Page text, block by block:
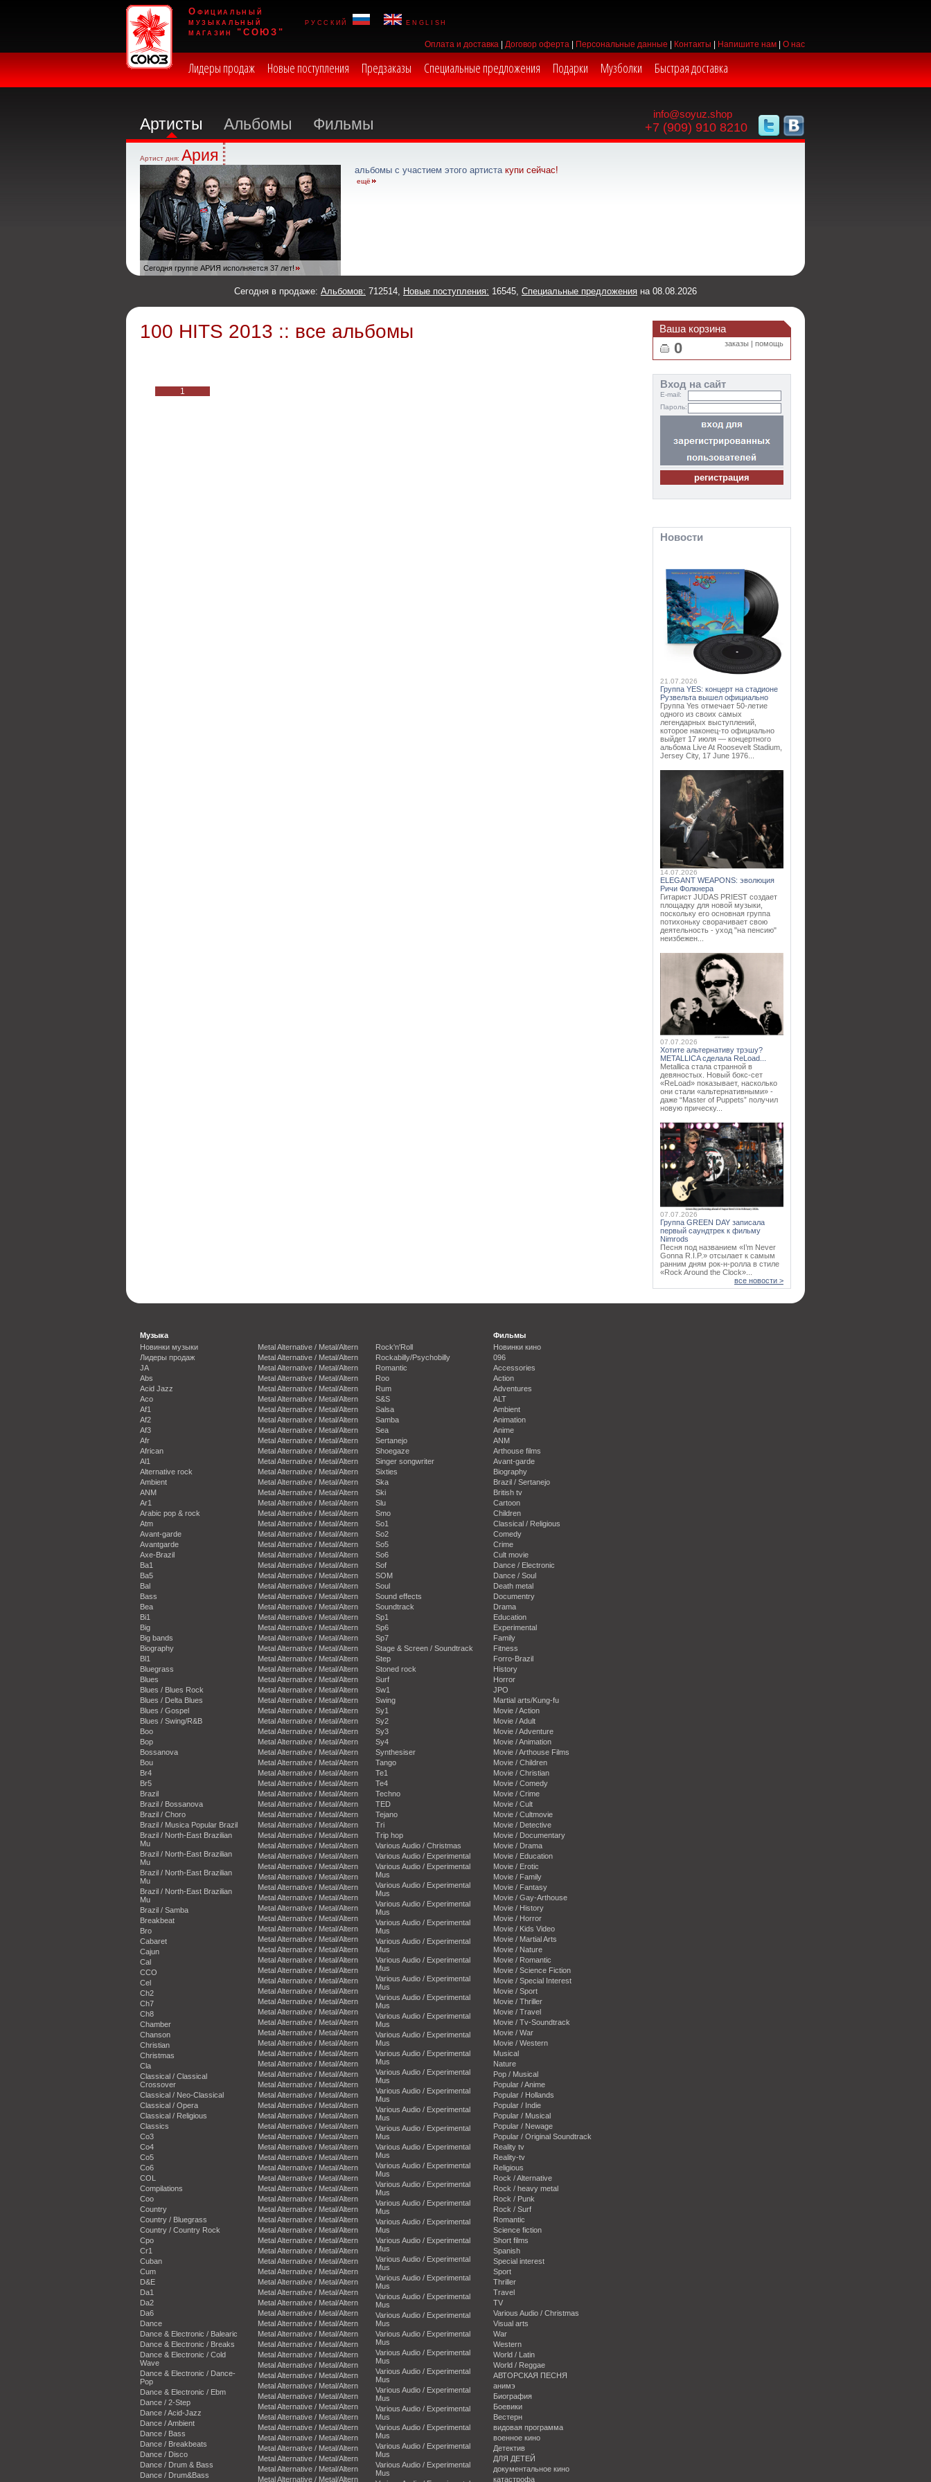
Официальный
музыкальный
магазин "СОЮЗ"
русский english
Оплата и доставка Договор оферта Персональные данные Контакты Напишите нам О нас
Лидеры продаж Новые поступления Предзаказы Специальные предложения Подарки Музболки Быстрая доставка
info@soyuz.shop
+7 (909) 910 8210
Артисты Альбомы Фильмы
Артист дня: Ария
Сегодня группе АРИЯ исполняется 37 лет!
альбомы с участием этого артиста купи сейчас!
ещё
Сегодня в продаже: Альбомов: 712514, Новые поступления: 16545, Специальные предложения на 08.08.2026
100 HITS 2013 :: все альбомы
1
Ваша корзина
0 заказы | помощь
Вход на сайт
E-mail:
Пароль:
Новости
21.07.2026
Группа YES: концерт на стадионе
Рузвельта вышел официально
Группа Yes отмечает 50-летие
одного из своих самых
легендарных выступлений,
которое наконец-то официально
выйдет 17 июля — концертного
альбома Live At Roosevelt Stadium,
Jersey City, 17 June 1976...
14.07.2026
ELEGANT WEAPONS: эволюция
Ричи Фолкнера
Гитарист JUDAS PRIEST создает
площадку для новой музыки,
поскольку его основная группа
потихоньку сворачивает свою
деятельность - уход "на пенсию"
неизбежен...
07.07.2026
Хотите альтернативу трэшу?
METALLICA сделала ReLoad...
Metallica стала странной в
девяностых. Новый бокс-сет
«ReLoad» показывает, насколько
они стали «альтернативными» -
даже “Master of Puppets” получил
новую прическу...
07.07.2026
Группа GREEN DAY записала
первый саундтрек к фильму
Nimrods
Песня под названием «I’m Never
Gonna R.I.P.» отсылает к самым
ранним дням рок-н-ролла в стиле
«Rock Around the Clock»...
все новости >
Музыка
Новинки музыки
Лидеры продаж
JA
Abs
Acid Jazz
Aco
Af1
Af2
Af3
Afr
African
Al1
Alternative rock
Ambient
ANM
Ar1
Arabic pop & rock
Atm
Avant-garde
Avantgarde
Axe-Brazil
Ba1
Ba5
Bal
Bass
Bea
Bi1
Big
Big bands
Biography
Bl1
Bluegrass
Blues
Blues / Blues Rock
Blues / Delta Blues
Blues / Gospel
Blues / Swing/R&B
Boo
Bop
Bossanova
Bou
Br4
Br5
Brazil
Brazil / Bossanova
Brazil / Choro
Brazil / Musica Popular Brazil
Brazil / North-East Brazilian
Mu
Brazil / North-East Brazilian
Mu
Brazil / North-East Brazilian
Mu
Brazil / North-East Brazilian
Mu
Brazil / Samba
Breakbeat
Bro
Cabaret
Cajun
Cal
CCO
Cel
Ch2
Ch7
Ch8
Chamber
Chanson
Christian
Christmas
Cla
Classical / Classical
Crossover
Classical / Neo-Classical
Classical / Opera
Classical / Religious
Classics
Co3
Co4
Co5
Co6
COL
Compilations
Coo
Country
Country / Bluegrass
Country / Country Rock
Cpo
Cr1
Cuban
Cum
D&E
Da1
Da2
Da6
Dance
Dance & Electronic / Balearic
Dance & Electronic / Breaks
Dance & Electronic / Cold
Wave
Dance & Electronic / Dance-
Pop
Dance & Electronic / Ebm
Dance / 2-Step
Dance / Acid-Jazz
Dance / Ambient
Dance / Bass
Dance / Breakbeats
Dance / Disco
Dance / Drum & Bass
Dance / Drum&Bass
Metal Alternative / Metal/Altern
Metal Alternative / Metal/Altern
Metal Alternative / Metal/Altern
Metal Alternative / Metal/Altern
Metal Alternative / Metal/Altern
Metal Alternative / Metal/Altern
Metal Alternative / Metal/Altern
Metal Alternative / Metal/Altern
Metal Alternative / Metal/Altern
Metal Alternative / Metal/Altern
Metal Alternative / Metal/Altern
Metal Alternative / Metal/Altern
Metal Alternative / Metal/Altern
Metal Alternative / Metal/Altern
Metal Alternative / Metal/Altern
Metal Alternative / Metal/Altern
Metal Alternative / Metal/Altern
Metal Alternative / Metal/Altern
Metal Alternative / Metal/Altern
Metal Alternative / Metal/Altern
Metal Alternative / Metal/Altern
Metal Alternative / Metal/Altern
Metal Alternative / Metal/Altern
Metal Alternative / Metal/Altern
Metal Alternative / Metal/Altern
Metal Alternative / Metal/Altern
Metal Alternative / Metal/Altern
Metal Alternative / Metal/Altern
Metal Alternative / Metal/Altern
Metal Alternative / Metal/Altern
Metal Alternative / Metal/Altern
Metal Alternative / Metal/Altern
Metal Alternative / Metal/Altern
Metal Alternative / Metal/Altern
Metal Alternative / Metal/Altern
Metal Alternative / Metal/Altern
Metal Alternative / Metal/Altern
Metal Alternative / Metal/Altern
Metal Alternative / Metal/Altern
Metal Alternative / Metal/Altern
Metal Alternative / Metal/Altern
Metal Alternative / Metal/Altern
Metal Alternative / Metal/Altern
Metal Alternative / Metal/Altern
Metal Alternative / Metal/Altern
Metal Alternative / Metal/Altern
Metal Alternative / Metal/Altern
Metal Alternative / Metal/Altern
Metal Alternative / Metal/Altern
Metal Alternative / Metal/Altern
Metal Alternative / Metal/Altern
Metal Alternative / Metal/Altern
Metal Alternative / Metal/Altern
Metal Alternative / Metal/Altern
Metal Alternative / Metal/Altern
Metal Alternative / Metal/Altern
Metal Alternative / Metal/Altern
Metal Alternative / Metal/Altern
Metal Alternative / Metal/Altern
Metal Alternative / Metal/Altern
Metal Alternative / Metal/Altern
Metal Alternative / Metal/Altern
Metal Alternative / Metal/Altern
Metal Alternative / Metal/Altern
Metal Alternative / Metal/Altern
Metal Alternative / Metal/Altern
Metal Alternative / Metal/Altern
Metal Alternative / Metal/Altern
Metal Alternative / Metal/Altern
Metal Alternative / Metal/Altern
Metal Alternative / Metal/Altern
Metal Alternative / Metal/Altern
Metal Alternative / Metal/Altern
Metal Alternative / Metal/Altern
Metal Alternative / Metal/Altern
Metal Alternative / Metal/Altern
Metal Alternative / Metal/Altern
Metal Alternative / Metal/Altern
Metal Alternative / Metal/Altern
Metal Alternative / Metal/Altern
Metal Alternative / Metal/Altern
Metal Alternative / Metal/Altern
Metal Alternative / Metal/Altern
Metal Alternative / Metal/Altern
Metal Alternative / Metal/Altern
Metal Alternative / Metal/Altern
Metal Alternative / Metal/Altern
Metal Alternative / Metal/Altern
Metal Alternative / Metal/Altern
Metal Alternative / Metal/Altern
Metal Alternative / Metal/Altern
Metal Alternative / Metal/Altern
Metal Alternative / Metal/Altern
Metal Alternative / Metal/Altern
Metal Alternative / Metal/Altern
Metal Alternative / Metal/Altern
Metal Alternative / Metal/Altern
Metal Alternative / Metal/Altern
Metal Alternative / Metal/Altern
Metal Alternative / Metal/Altern
Metal Alternative / Metal/Altern
Metal Alternative / Metal/Altern
Metal Alternative / Metal/Altern
Metal Alternative / Metal/Altern
Metal Alternative / Metal/Altern
Metal Alternative / Metal/Altern
Metal Alternative / Metal/Altern
Metal Alternative / Metal/Altern
Metal Alternative / Metal/Altern
Metal Alternative / Metal/Altern
Rock'n'Roll
Rockabilly/Psychobilly
Romantic
Roo
Rum
S&S
Salsa
Samba
Sea
Sertanejo
Shoegaze
Singer songwriter
Sixties
Ska
Ski
Slu
Smo
So1
So2
So5
So6
Sof
SOM
Soul
Sound effects
Soundtrack
Sp1
Sp6
Sp7
Stage & Screen / Soundtrack
Step
Stoned rock
Surf
Sw1
Swing
Sy1
Sy2
Sy3
Sy4
Synthesiser
Tango
Te1
Te4
Techno
TED
Tejano
Tri
Trip hop
Various Audio / Christmas
Various Audio / Experimental
Various Audio / Experimental
Mus
Various Audio / Experimental
Mus
Various Audio / Experimental
Mus
Various Audio / Experimental
Mus
Various Audio / Experimental
Mus
Various Audio / Experimental
Mus
Various Audio / Experimental
Mus
Various Audio / Experimental
Mus
Various Audio / Experimental
Mus
Various Audio / Experimental
Mus
Various Audio / Experimental
Mus
Various Audio / Experimental
Mus
Various Audio / Experimental
Mus
Various Audio / Experimental
Mus
Various Audio / Experimental
Mus
Various Audio / Experimental
Mus
Various Audio / Experimental
Mus
Various Audio / Experimental
Mus
Various Audio / Experimental
Mus
Various Audio / Experimental
Mus
Various Audio / Experimental
Mus
Various Audio / Experimental
Mus
Various Audio / Experimental
Mus
Various Audio / Experimental
Mus
Various Audio / Experimental
Mus
Various Audio / Experimental
Mus
Various Audio / Experimental
Mus
Various Audio / Experimental
Mus
Various Audio / Experimental
Mus
Various Audio / Experimental
Mus
Various Audio / Experimental
Mus
Various Audio / Experimental
Mus
Various Audio / Experimental
Mus
Фильмы
Новинки кино
096
Accessories
Action
Adventures
ALT
Ambient
Animation
Anime
ANM
Arthouse films
Avant-garde
Biography
Brazil / Sertanejo
British tv
Cartoon
Children
Classical / Religious
Comedy
Crime
Cult movie
Dance / Electronic
Dance / Soul
Death metal
Documentry
Drama
Education
Experimental
Family
Fitness
Forro-Brazil
History
Horror
JPO
Martial arts/Kung-fu
Movie / Action
Movie / Adult
Movie / Adventure
Movie / Animation
Movie / Arthouse Films
Movie / Children
Movie / Christian
Movie / Comedy
Movie / Crime
Movie / Cult
Movie / Cultmovie
Movie / Detective
Movie / Documentary
Movie / Drama
Movie / Education
Movie / Erotic
Movie / Family
Movie / Fantasy
Movie / Gay-Arthouse
Movie / History
Movie / Horror
Movie / Kids Video
Movie / Martial Arts
Movie / Nature
Movie / Romantic
Movie / Science Fiction
Movie / Special Interest
Movie / Sport
Movie / Thriller
Movie / Travel
Movie / Tv-Soundtrack
Movie / War
Movie / Western
Musical
Nature
Pop / Musical
Popular / Anime
Popular / Hollands
Popular / Indie
Popular / Musical
Popular / Newage
Popular / Original Soundtrack
Reality tv
Reality-tv
Religious
Rock / Alternative
Rock / heavy metal
Rock / Punk
Rock / Surf
Romantic
Science fiction
Short films
Spanish
Special interest
Sport
Thriller
Travel
TV
Various Audio / Christmas
Visual arts
War
Western
World / Latin
World / Reggae
АВТОРСКАЯ ПЕСНЯ
анимэ
Биография
Боевики
Вестерн
видовая программа
военное кино
Детектив
ДЛЯ ДЕТЕЙ
документальное кино
катастрофа